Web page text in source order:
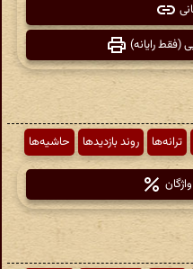
(فقط رایانه)
ترانه‌ها روند بازدیدها حاشیه‌ها